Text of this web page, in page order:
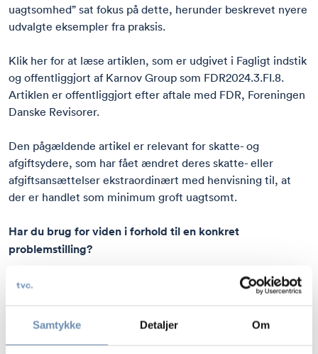
Samtykke Detaljer Om
uagtsomhed” sat fokus på dette, herunder beskrevet nyere
udvalgte eksempler fra praksis.
Klik her for at læse artiklen, som er udgivet i Fagligt indstik
og offentliggjort af Karnov Group som FDR2024.3.FI.8.
Artiklen er offentliggjort efter aftale med FDR, Foreningen
Danske Revisorer.
Den pågældende artikel er relevant for skatte- og
afgiftsydere, som har fået ændret deres skatte- eller
afgiftsansættelser ekstraordinært med henvisning til, at
der er handlet som minimum groft uagtsomt.
Har du brug for viden i forhold til en konkret
problemstilling?
Der vil altid skulle foretages en individuel konkret
når Skatteforvaltningen rejser en sag med henvisning til
reglerne i skatteforvaltningslovens § 27, stk. 1, nr. 5, samt §